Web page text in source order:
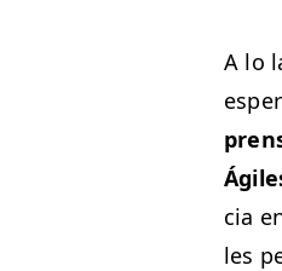
A lo
cia
les